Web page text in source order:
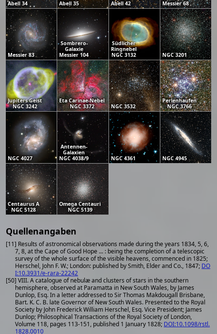
Abell 34 Abell 35 Abell 42 Messier 68
Messier 83
Sombrero-
Galaxie
Messier 104
Südlicher
Ringnebel
NGC 3132
NGC 3201
Jupiters Geist
NGC 3242
Eta Carinae-Nebel
NGC 3372
NGC 3532
Perlenhaufen
NGC 3766
NGC 4027
Antennen-
Galaxien
NGC 4038/9
NGC 4361 NGC 4945
Centaurus A
NGC 5128
Omega Centauri
NGC 5139
Quellenangaben
[11] Results of astronomical observations made during the years 1834, 5, 6,
7, 8, at the Cape of Good Hope ... : being the completion of a telescopic
survey of the whole surface of the visible heavens, commenced in 1825;
Herschel, John F. W.; London: published by Smith, Elder and Co., 1847; DO
I:10.3931/e-rara-22242
[50] VIII. A catalogue of nebulæ and clusters of stars in the southern
hemisphere, observed at Paramatta in New South Wales, by James
Dunlop, Esq. In a letter addressed to Sir Thomas Makdougall Brisbane,
Bart. K. C. B. late Governor of New South Wales. Presented to the Royal
Society by John Frederick William Herschel, Esq. Vice President; James
Dunlop; Philosophical Transactions of the Royal Society of London,
Volume 118, pages 113-151, published 1 January 1828; DOI:10.1098/rstl.
1828.0010